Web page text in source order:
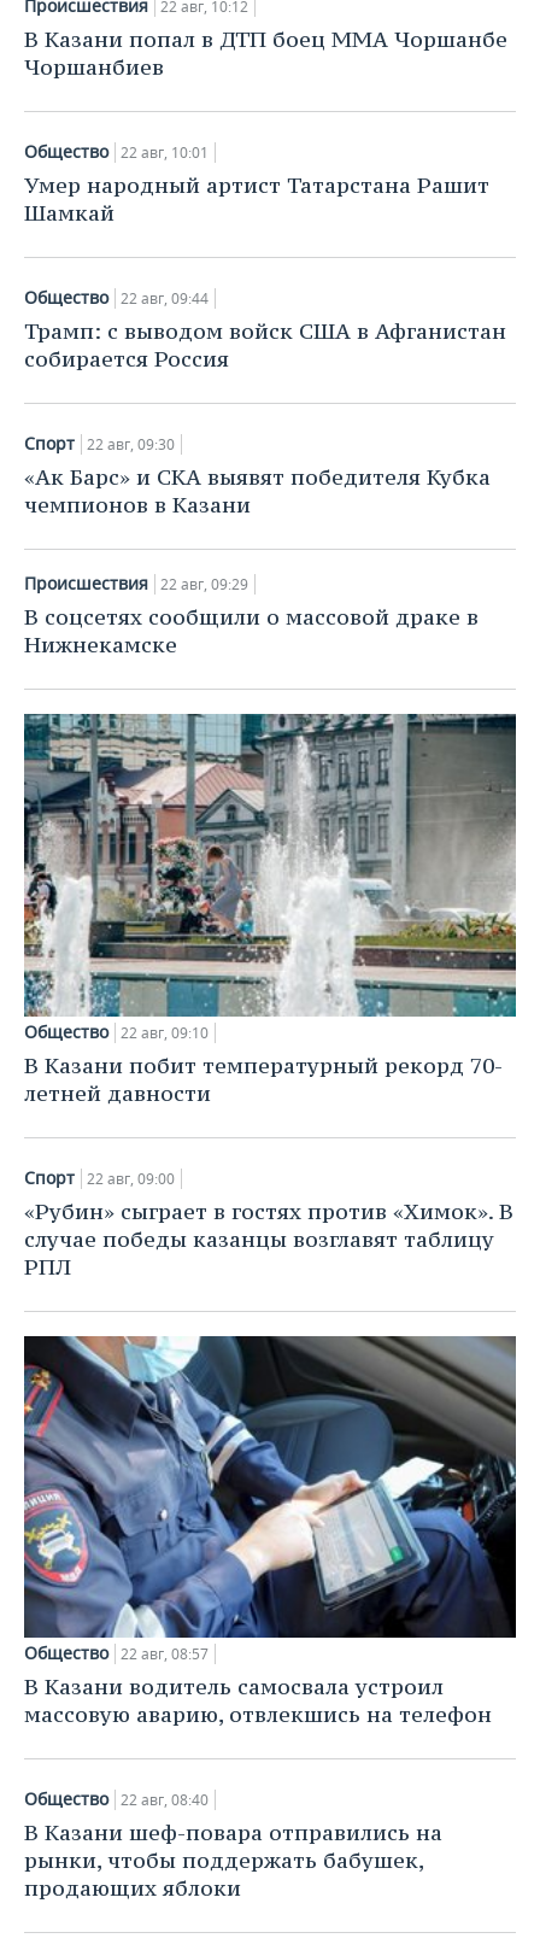
Происшествия 22 авг, 10:12
В Казани попал в ДТП боец MMA Чоршанбе
Чоршанбиев
Общество 22 авг, 10:01
Умер народный артист Татарстана Рашит
Шамкай
Общество 22 авг, 09:44
Трамп: с выводом войск США в Афганистан
собирается Россия
Спорт 22 авг, 09:30
«Ак Барс» и СКА выявят победителя Кубка
чемпионов в Казани
Происшествия 22 авг, 09:29
В соцсетях сообщили о массовой драке в
Нижнекамске
Общество 22 авг, 09:10
В Казани побит температурный рекорд 70-
летней давности
Спорт 22 авг, 09:00
«Рубин» сыграет в гостях против «Химок». В
случае победы казанцы возглавят таблицу
РПЛ
Общество 22 авг, 08:57
В Казани водитель самосвала устроил
массовую аварию, отвлекшись на телефон
Общество 22 авг, 08:40
В Казани шеф-повара отправились на
рынки, чтобы поддержать бабушек,
продающих яблоки